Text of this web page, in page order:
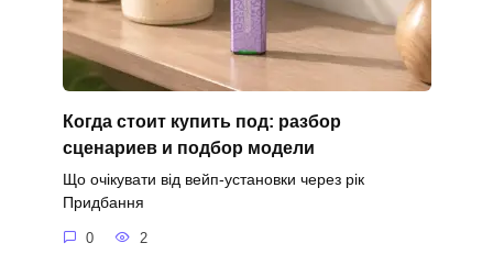
Когда стоит купить под: разбор
сценариев и подбор модели
Що очікувати від вейп-установки через рік
Придбання
0 2